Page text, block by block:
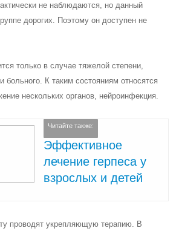
не наблюдаются, но данный
дорогих. Поэтому он доступен не
только в случае тяжелой степени,
больного. К таким состояниям относятся
нескольких органов, нейроинфекция.
Читайте также:
Эффективное
лечение герпеса у
взрослых и детей
проводят укрепляющую терапию. В